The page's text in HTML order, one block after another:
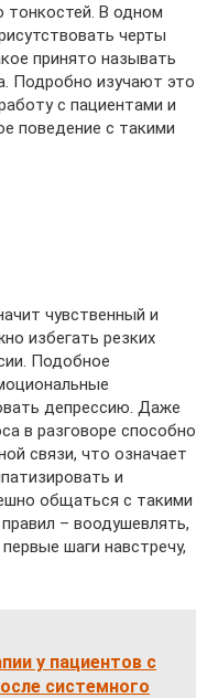
тонкостей. В одном
черты
принято называть
Подробно изучают это
с пациентами и
поведение с такими
чувственный и
избегать резких
Подобное
депрессию. Даже
в разговоре способно
связи, что означает
и
общаться с такими
– воодушевлять,
шаги навстречу,
у пациентов с
системного